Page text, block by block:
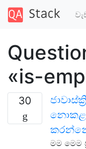
«is-
30
නොකළ
මම මෙම